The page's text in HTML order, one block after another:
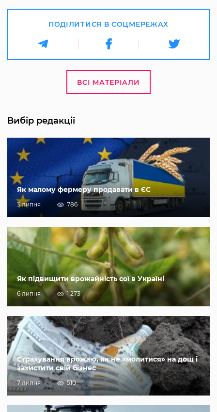
ПОДІЛИТИСЯ В СОЦМЕРЕЖАХ
ВСІ МАТЕРІАЛИ
Вибір редакції
Як малому фермеру продавати в ЄС
3 липня 786
Як підвищити врожайність сої в Україні
6 липня 1 273
Страхування врожаю, як не «молитися» на дощ і
захистити свій бізнес
7 липня 510